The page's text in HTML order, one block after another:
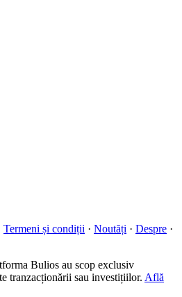
Termeni și condiții · Noutăți · Despre ·
Bulios au scop exclusiv
tranzacționării sau investițiilor. Află